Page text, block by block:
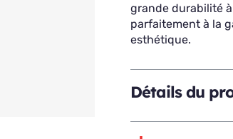
grande durabilité à
parfaitement à la
esthétique.
Détails du